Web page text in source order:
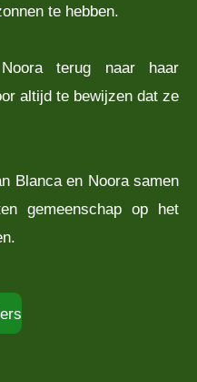
te hebben.
terug naar haar
altijd te bewijzen dat ze
Blanca en Noora samen
gemeenschap op het